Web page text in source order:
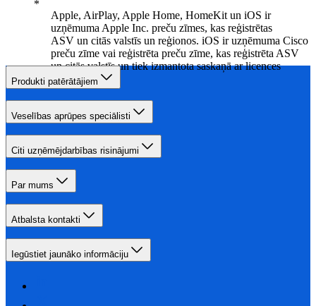
Apple, AirPlay, Apple Home, HomeKit un iOS ir
uzņēmuma Apple Inc. preču zīmes, kas reģistrētas
ASV un citās valstīs un reģionos. iOS ir uzņēmuma Cisco
preču zīme vai reģistrēta preču zīme, kas reģistrēta ASV
un citās valstīs un tiek izmantota saskaņā ar licences
nosacījumiem.
Produkti patērātājiem
Veselības aprūpes speciālisti
Citi uzņēmējdarbības risinājumi
Par mums
Atbalsta kontakti
Iegūstiet jaunāko informāciju